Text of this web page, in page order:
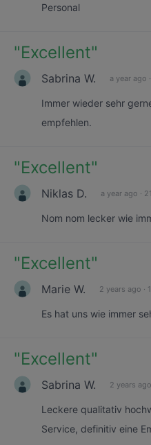
Personal
"Excellent"
Sabrina W. a year ago ·
Immer wieder sehr
empfehlen.
"Excellent"
Niklas D. a year ago ·
Nom nom lecker wie
"Excellent"
Marie W. 2 years ago ·
Es hat uns wie immer
"Excellent"
Sabrina W. 2 years ago
Leckere qualitativ
Service, definitiv eine